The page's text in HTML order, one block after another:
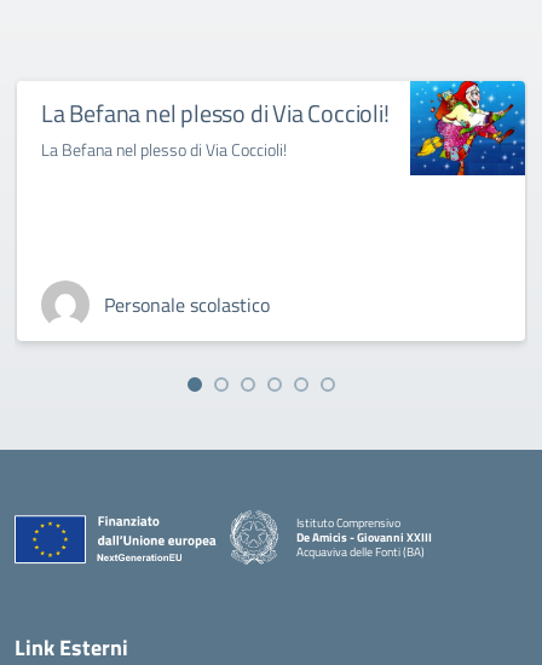
La Befana nel plesso di Via Coccioli!
La Befana nel plesso di Via Coccioli!
Personale scolastico
Istituto Comprensivo
De Amicis - Giovanni XXIII
Acquaviva delle Fonti (BA)
— Visita la pagina iniziale della scuola
Link Esterni